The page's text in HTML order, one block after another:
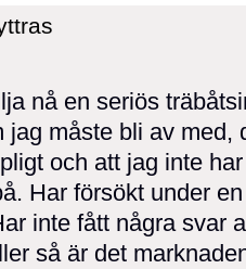
nå en seriös
jag måste bli av med,
och att jag inte
Har försökt under
inte fått några svar
så är det